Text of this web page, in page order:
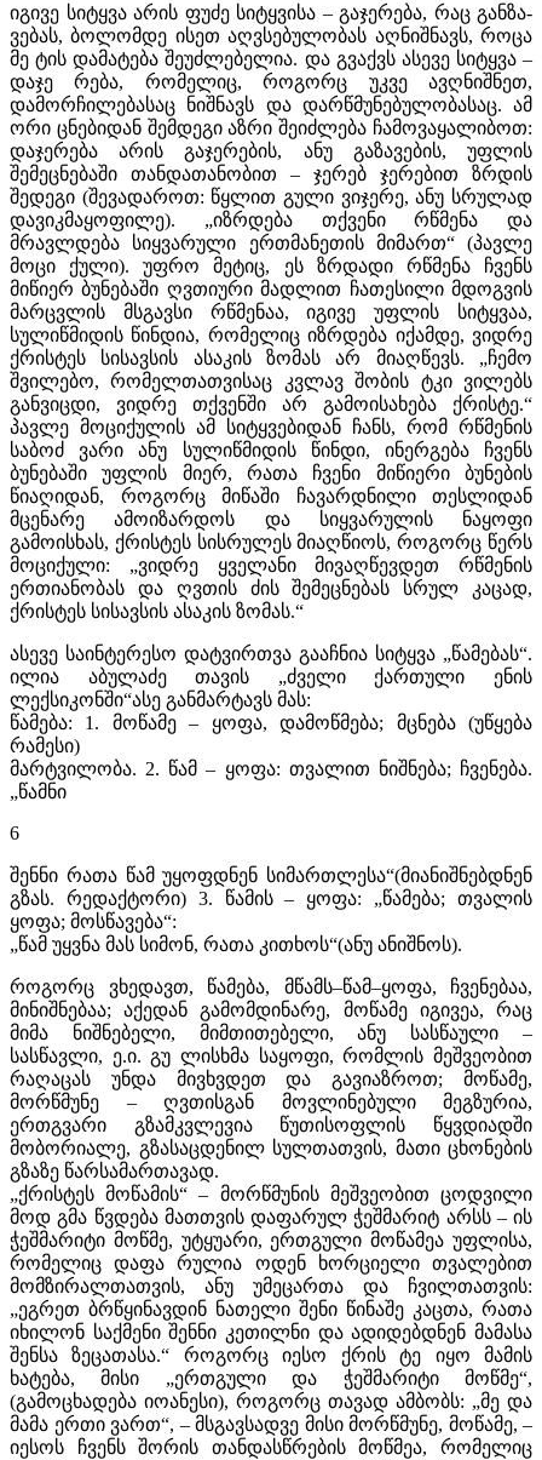
იგივე სიტყვა არის ფუძე სიტყვისა – გა­ჯერება, რაც განზა­
ვებას, ბოლომდე ისეთ აღვსებულობას აღნიშნავს, როცა
მე­ ტის დამატება შეუძლებელია. და გვაქვს ასევე სიტყვა –
და­ჯე­ რება, რომელიც, როგორც უკვე ავღნიშნეთ,
დამორჩილებასაც ნიშნავს და დარწმუნებულობასაც. ამ
ორი ცნებიდან შემდეგი აზრი შეიძლება ჩამოვაყალიბოთ:
დაჯერება არის გაჯერების, ანუ გაზავების, უფლის
შემეცნებაში თანდათანობით – ჯერებ­ ჯერებით ზრდის
შედეგი (შევადაროთ: წყლით გული ვიჯერე, ანუ სრულად
დავიკმაყოფილე). „იზრდება თქვენი რწმენა და
მრავლდება სიყვარული ერთმანეთის მიმართ“ (პავლე
მოცი­ ქული). უფრო მეტიც, ეს ზრდადი რწმენა ჩვენს
მიწიერ ბუნებაში ღვთიური მადლით ჩათესილი მდოგვის
მარცვლის მსგავსი რწმენაა, იგივე უფლის სიტყვაა,
სულიწმიდის წინდია, რომელიც იზრდება იქამდე, ვიდრე
ქრისტეს სისავსის ასაკის ზომას არ მიაღწევს. „ჩემო
შვილებო, რომელთათვისაც კვლავ შობის ტკი­ ვილებს
განვიცდი, ვიდრე თქვენში არ გამოისახება ქრისტე.“
პავლე მოციქულის ამ სიტყვებიდან ჩანს, რომ რწმენის
საბოძ­ ვარი ანუ სულიწმიდის წინდი, ინერგება ჩვენს
ბუნებაში უფლის მიერ, რათა ჩვენი მიწიერი ბუნების
წიაღიდან, როგორც მიწაში ჩავარდნილი თესლიდან
მცენარე ამოიზარდოს და სიყვარულის ნაყოფი
გამოისხას, ქრისტეს სისრულეს მიაღწიოს, როგორც წერს
მოციქული: „ვიდრე ყველანი მივაღწევდეთ რწმენის
ერთიანობას და ღვთის ძის შემეცნებას სრულ კაცად,
ქრისტეს სისავსის ასაკის ზომას.“
ასევე საინტერესო დატვირთვა გააჩნია სიტყვა „წამებას“.
ილია აბულაძე თავის „ძველი ქართული ენის
ლექსიკონში“ასე განმარტავს მას:
წამება: 1. მოწამე – ყოფა, დამოწმება; მცნება (უწყება
რამესი)
მარტვილობა. 2. წამ – ყოფა: თვალით ნიშნება; ჩვენება.
„წამნი
6
შენნი რათა წამ უყოფდნენ სიმართლესა“(მიანიშნებდნენ
გზას. რედაქტორი) 3. წამის – ყოფა: „წამება; თვალის
ყოფა; მოსწავება“:
„წამ უყვნა მას სიმონ, რათა კითხოს“(ანუ ანიშნოს).
როგორც ვხედავთ, წამება, მწამს–წამ–ყოფა, ჩვენებაა,
მინიშნებაა; აქედან გამომდინარე, მოწამე იგივეა, რაც
მიმა­ ნიშნებელი, მიმთითებელი, ანუ სასწაული –
სასწავლი, ე.ი. გუ­ ლისხმა საყოფი, რომლის მეშვეობით
რაღაცას უნდა მივხვდეთ და გავიაზროთ; მოწამე,
მორწმუნე – ღვთისგან მოვლინებული მეგზურია,
ერთგვარი გზამკვლევია წუთისოფლის წყვდიადში
მობორიალე, გზასაცდენილ სულთათვის, მათი ცხონების
გზაზე წარსამართავად.
„ქრისტეს მოწამის“ – მორწმუნის მეშვეობით ცოდვილი
მოდ­ გმა წვდება მათთვის დაფარულ ჭეშმარიტ არსს – ის
ჭეშმარიტი მოწმე, უტყუარი, ერთგული მოწამეა უფლისა,
რომელიც დაფა­ რულია ოდენ ხორციელი თვალებით
მომზირალთათვის, ანუ უმეცართა და ჩვილთათვის:
„ეგრეთ ბრწყინავდინ ნათელი შენი წინაშე კაცთა, რათა
იხილონ საქმენი შენნი კეთილნი და ადიდებდნენ მამასა
შენსა ზეცათასა.“ როგორც იესო ქრის­ ტე იყო მამის
ხატება, მისი „ერთგული და ჭეშმარიტი მოწმე“,
(გამოცხადება იოანესი), როგორც თავად ამბობს: „მე და
მამა ერთი ვართ“, – მსგავსადვე მისი მორწმუნე, მოწამე, –
იესოს ჩვენს შორის თანდასწრების მოწმეა, რომელიც